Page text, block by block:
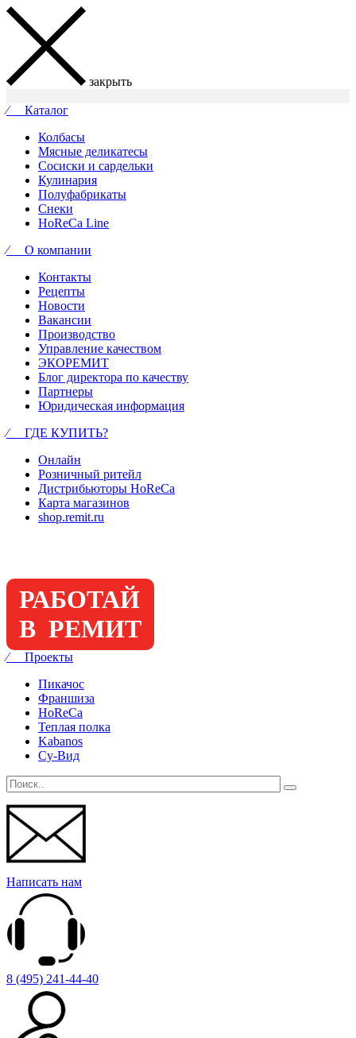
закрыть
⁄ Каталог
Колбасы
Мясные деликатесы
Сосиски и сардельки
Кулинария
Полуфабрикаты
Снеки
HoReCa Line
⁄ О компании
Контакты
Рецепты
Новости
Вакансии
Производство
Управление качеством
ЭКОРЕМИТ
Блог директора по качеству
Партнеры
Юридическая информация
⁄ ГДЕ КУПИТЬ?
Онлайн
Розничный ритейл
Дистрибьюторы HoReCa
Карта магазинов
shop.remit.ru
РАБОТАЙ
В РЕМИТ
⁄ Проекты
Пикачос
Франшиза
HoReCa
Теплая полка
Kabanos
Су-Вид
Написать нам
8 (495) 241-44-40